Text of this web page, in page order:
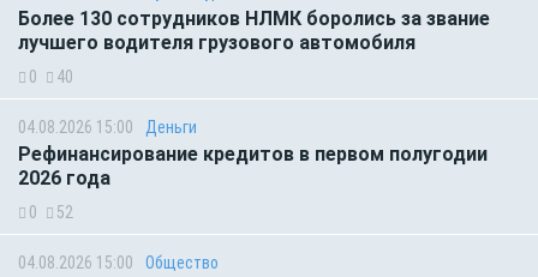
Более 130 сотрудников НЛМК боролись за звание
лучшего водителя грузового автомобиля
0 40
04.08.2026 15:00 Деньги
Рефинансирование кредитов в первом полугодии
2026 года
0 52
04.08.2026 15:00 Общество